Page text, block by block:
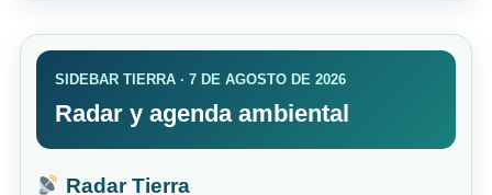
SIDEBAR TIERRA · 7 DE AGOSTO DE 2026
Radar y agenda ambiental
Radar Tierra